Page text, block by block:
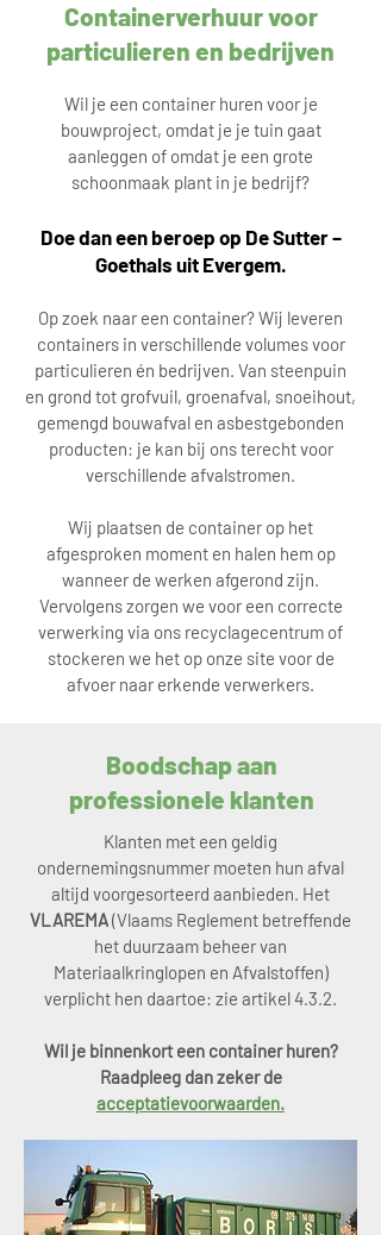
Containerverhuur voor
particulieren en bedrijven
Wil je een container huren voor je
bouwproject, omdat je je tuin gaat
aanleggen of omdat je een grote
schoonmaak plant in je bedrijf?
Doe dan een beroep op De Sutter –
Goethals uit Evergem.
Op zoek naar een container? Wij leveren
containers in verschillende volumes voor
particulieren én bedrijven. Van steenpuin
en grond tot grofvuil, groenafval, snoeihout,
gemengd bouwafval en asbestgebonden
producten: je kan bij ons terecht voor
verschillende afvalstromen.
Wij plaatsen de container op het
afgesproken moment en halen hem op
wanneer de werken afgerond zijn.
Vervolgens zorgen we voor een correcte
verwerking via ons recyclagecentrum of
stockeren we het op onze site voor de
afvoer naar erkende verwerkers.
Boodschap aan
professionele klanten
Klanten met een geldig
ondernemingsnummer moeten hun afval
altijd voorgesorteerd aanbieden. Het
VLAREMA(Vlaams Reglement betreffende
het duurzaam beheer van
Materiaalkringlopen en Afvalstoffen)
verplicht hen daartoe: zie artikel 4.3.2.
Wil je binnenkort een container huren?
Raadpleeg dan zeker de
acceptatievoorwaarden.